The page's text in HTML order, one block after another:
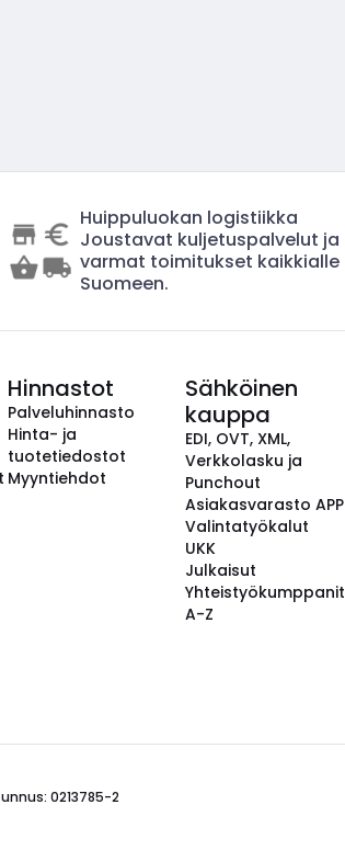
Huippuluokan logistiikka
Joustavat kuljetuspalvelut ja
varmat toimitukset kaikkialle
Suomeen.
Hinnastot
Palveluhinnasto
Hinta- ja
tuotetiedostot
Myyntiehdot
Sähköinen
kauppa
EDI, OVT, XML,
Verkkolasku ja
Punchout
Asiakasvarasto APP
Valintatyökalut
UKK
Julkaisut
Yhteistyökumppanit
A-Z
0213785-2